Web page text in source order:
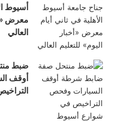
أسيوط
معرض
العالي
ضبط
أوقف